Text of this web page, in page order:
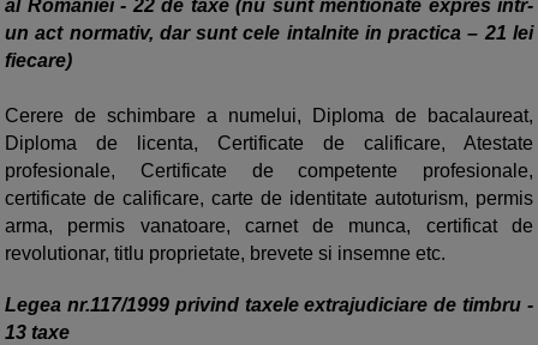
al Romaniei - 22 de taxe (nu sunt mentionate expres intr-
un act normativ, dar sunt cele intalnite in practica – 21 lei
fiecare)
Cerere de schimbare a numelui, Diploma de bacalaureat,
Diploma de licenta, Certificate de calificare, Atestate
profesionale, Certificate de competente profesionale,
certificate de calificare, carte de identitate autoturism, permis
arma, permis vanatoare, carnet de munca, certificat de
revolutionar, titlu proprietate, brevete si insemne etc.
Legea nr.117/1999 privind taxele extrajudiciare de timbru -
13 taxe